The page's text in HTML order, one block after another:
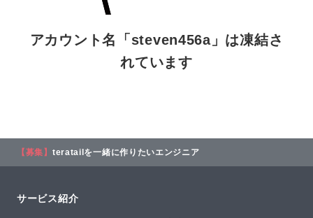
アカウント名「 steven456a」は凍結さ
れています
【募集】 teratailを一緒に作りたいエンジニア
サービス紹介